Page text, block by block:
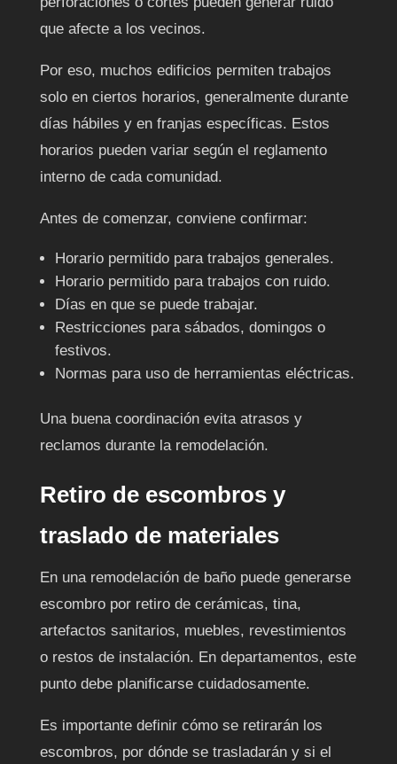
que afecte a los vecinos.
Por eso, muchos edificios permiten trabajos
solo en ciertos horarios, generalmente durante
días hábiles y en franjas específicas. Estos
horarios pueden variar según el reglamento
interno de cada comunidad.
Antes de comenzar, conviene confirmar:
Horario permitido para trabajos generales.
Horario permitido para trabajos con ruido.
Días en que se puede trabajar.
Restricciones para sábados, domingos o
festivos.
Normas para uso de herramientas eléctricas.
Una buena coordinación evita atrasos y
reclamos durante la remodelación.
Retiro de escombros y
traslado de materiales
En una remodelación de baño puede generarse
escombro por retiro de cerámicas, tina,
artefactos sanitarios, muebles, revestimientos
o restos de instalación. En departamentos, este
punto debe planificarse cuidadosamente.
Es importante definir cómo se retirarán los
escombros, por dónde se trasladarán y si el